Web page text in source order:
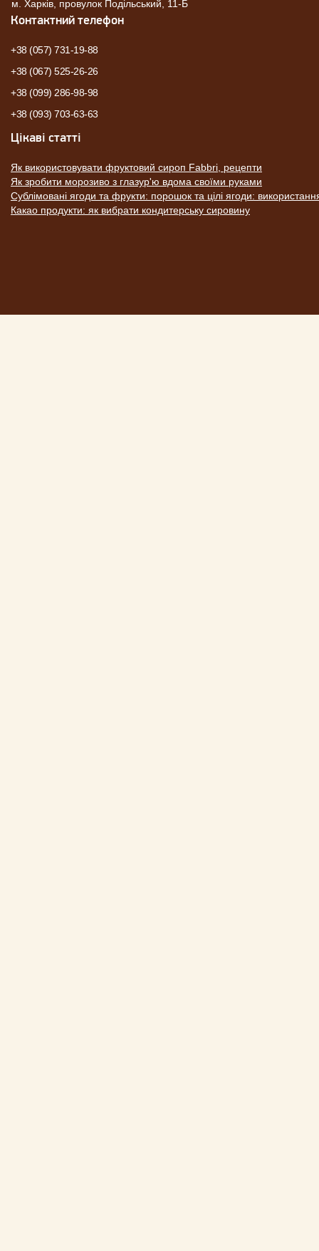
м. Харків, провулок Подільський, 11-Б
Контактний телефон
+38 (057) 731-19-88
+38 (067) 525-26-26
+38 (099) 286-98-98
+38 (093) 703-63-63
Цікаві статті
Як використовувати фруктовий сироп Fabbri, рецепти
Як зробити морозиво з глазур'ю вдома своїми руками
Сублімовані ягоди та фрукти: порошок та цілі ягоди:
Какао продукти: як вибрати кондитерську сировину